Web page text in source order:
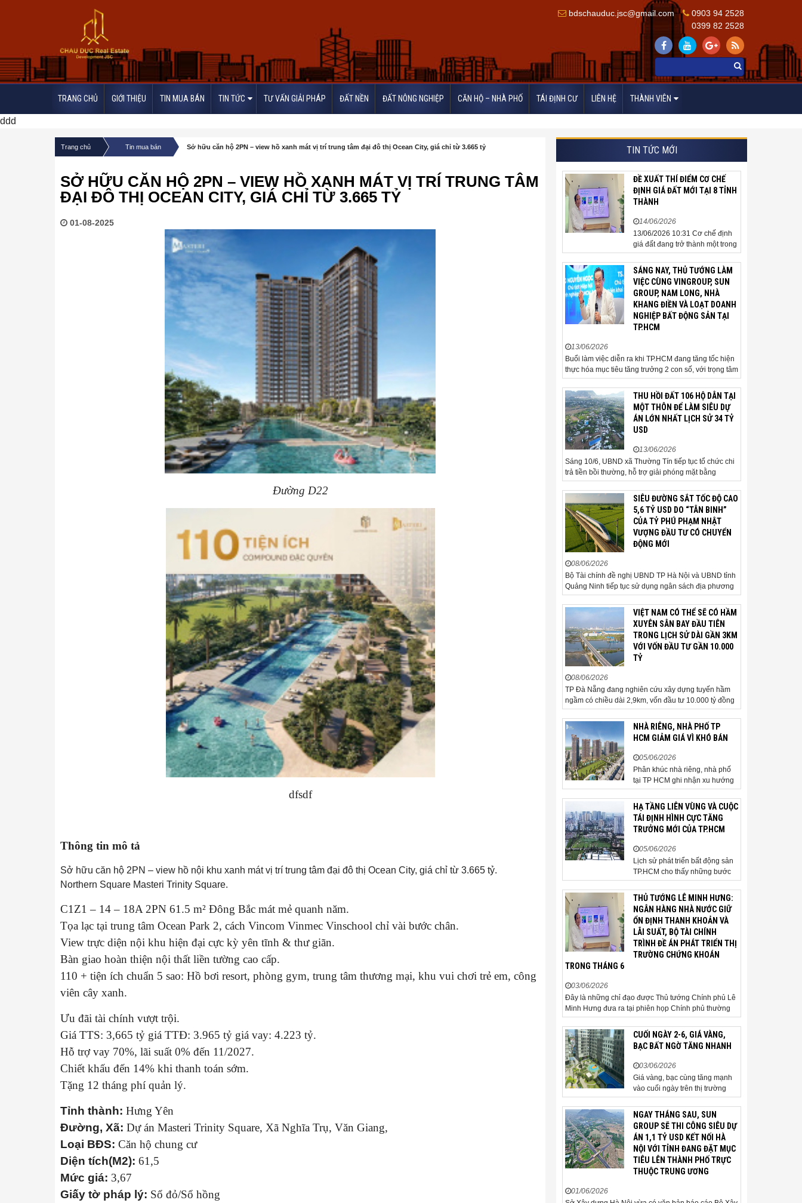
bdschauduc.jsc@gmail.com
0903 94 2528
0399 82 2528
TRANG CHỦ GIỚI THIỆU TIN MUA BÁN TIN TỨC TƯ VẤN GIẢI PHÁP ĐẤT NỀN ĐẤT NÔNG NGHIỆP CĂN HỘ – NHÀ PHỐ TÁI ĐỊNH CƯ LIÊN HỆ THÀNH VIÊN
ddd
Trang chủ
Tin mua bán
Sở hữu căn hộ 2PN – view hồ xanh mát vị trí trung tâm đại đô thị Ocean City, giá chỉ từ 3.665 tỷ
SỞ HỮU CĂN HỘ 2PN – VIEW HỒ XANH MÁT VỊ TRÍ TRUNG TÂM
ĐẠI ĐÔ THỊ OCEAN CITY, GIÁ CHỈ TỪ 3.665 TỶ
01-08-2025
Đường D22
dfsdf
Thông tin mô tả
Sở hữu căn hộ 2PN – view hồ nội khu xanh mát vị trí trung tâm đại đô thị Ocean City, giá chỉ từ 3.665 tỷ.
Northern Square Masteri Trinity Square.
C1Z1 – 14 – 18A 2PN 61.5 m² Đông Bắc mát mẻ quanh năm.
Tọa lạc tại trung tâm Ocean Park 2, cách Vincom Vinmec Vinschool chỉ vài bước chân.
View trực diện nội khu hiện đại cực kỳ yên tĩnh & thư giãn.
Bàn giao hoàn thiện nội thất liền tường cao cấp.
110 + tiện ích chuẩn 5 sao: Hồ bơi resort, phòng gym, trung tâm thương mại, khu vui chơi trẻ em, công
viên cây xanh.
Ưu đãi tài chính vượt trội.
Giá TTS: 3,665 tỷ giá TTĐ: 3.965 tỷ giá vay: 4.223 tỷ.
Hỗ trợ vay 70%, lãi suất 0% đến 11/2027.
Chiết khấu đến 14% khi thanh toán sớm.
Tặng 12 tháng phí quản lý.
Tỉnh thành: Hưng Yên
Đường, Xã: Dự án Masteri Trinity Square, Xã Nghĩa Trụ, Văn Giang,
Loại BĐS: Căn hộ chung cư
Diện tích(M2): 61,5
Mức giá: 3,67
Giấy tờ pháp lý: Sổ đỏ/Sổ hồng
TIN TỨC MỚI
ĐỀ XUẤT THÍ ĐIỂM CƠ CHẾ
ĐỊNH GIÁ ĐẤT MỚI TẠI 8 TỈNH
THÀNH
14/06/2026
13/06/2026 10:31 Cơ chế định
giá đất đang trở thành một trong
những nội dung được cộng
đồng doanh nghiệp, các chuyên
gia và cơ quan quản lý đặc biệt
quan tâm khi tác động trực tiếp
đến quá trình triển khai dự án,
thu hút đầu tư và sự phát triển
ổn định của...
SÁNG NAY, THỦ TƯỚNG LÀM
VIỆC CÙNG VINGROUP, SUN
GROUP, NAM LONG, NHÀ
KHANG ĐIỀN VÀ LOẠT DOANH
NGHIỆP BẤT ĐỘNG SẢN TẠI
TP.HCM
13/06/2026
Buổi làm việc diễn ra khi TP.HCM đang tăng tốc hiện
thực hóa mục tiêu tăng trưởng 2 con số, với trọng tâm
là giải ngân đầu tư công, hoàn thiện mô hình chính
quyền địa phương 2 cấp, phát triển nhà ở xã hội và
xử lý các vướng mắc về cơ chế, chính...
THU HỒI ĐẤT 106 HỘ DÂN TẠI
MỘT THÔN ĐỂ LÀM SIÊU DỰ
ÁN LỚN NHẤT LỊCH SỬ 34 TỶ
USD
13/06/2026
Sáng 10/6, UBND xã Thường Tín tiếp tục tổ chức chi
trả tiền bồi thường, hỗ trợ giải phóng mặt bằng
(GPMB) cho 106 hộ gia đình, cá nhân thuộc diện thu
hồi đất để thực hiện dự án Khu đô thị thể thao Quốc
tế Hà Nội trên địa bàn thôn Nhuệ Giang. Trong...
SIÊU ĐƯỜNG SẮT TỐC ĐỘ CAO
5,6 TỶ USD DO “TÂN BINH”
CỦA TỶ PHÚ PHẠM NHẬT
VƯỢNG ĐẦU TƯ CÓ CHUYỂN
ĐỘNG MỚI
08/06/2026
Bộ Tài chính đề nghị UBND TP Hà Nội và UBND tỉnh
Quảng Ninh tiếp tục sử dụng ngân sách địa phương
để thực hiện công tác giải phóng mặt bằng đối với
phần tuyến đi qua địa bàn hai địa phương, bảo đảm
tiến độ triển khai. Bộ Tài chính vừa có công văn...
VIỆT NAM CÓ THỂ SẼ CÓ HẦM
XUYÊN SÂN BAY ĐẦU TIÊN
TRONG LỊCH SỬ DÀI GẦN 3KM
VỚI VỐN ĐẦU TƯ GẦN 10.000
TỶ
08/06/2026
TP Đà Nẵng đang nghiên cứu xây dựng tuyến hầm
ngầm có chiều dài 2,9km, vốn đầu tư 10.000 tỷ đồng
đi qua sân bay quốc tế. TP Đà Nẵng đang nghiên
cứu một phương án hạ tầng mang tính đột phá khi đề
xuất xây dựng tuyến hầm ngầm xuyên qua khu vực
sân...
NHÀ RIÊNG, NHÀ PHỐ TP
HCM GIẢM GIÁ VÌ KHÓ BÁN
05/06/2026
Phân khúc nhà riêng, nhà phố
tại TP HCM ghi nhận xu hướng
giảm giá bán trong bối cảnh
thanh khoản thị trường suy yếu,
người mua thận trọng. Sau hơn
5 tháng rao bán căn nhà trong
hẻm khu vực Bảy Hiền, anh
Minh, một chủ nhà tại TP HCM,
chấp nhận hạ giá...
HẠ TẦNG LIÊN VÙNG VÀ CUỘC
TÁI ĐỊNH HÌNH CỰC TĂNG
TRƯỞNG MỚI CỦA TP.HCM
05/06/2026
Lịch sử phát triển bất động sản
TP.HCM cho thấy những bước
ngoặt của thị trường thường bắt
đầu từ hạ tầng. Khi các tuyến
kết nối liên vùng đồng loạt tăng
tốc, cấu trúc phát triển đô thị
đang dần thay đổi, mở ra những
hành lang tăng trưởng mới và
kéo theo quá...
THỦ TƯỚNG LÊ MINH HƯNG:
NGÂN HÀNG NHÀ NƯỚC GIỮ
ỔN ĐỊNH THANH KHOẢN VÀ
LÃI SUẤT, BỘ TÀI CHÍNH
TRÌNH ĐỀ ÁN PHÁT TRIỂN THỊ
TRƯỜNG CHỨNG KHOÁN
TRONG THÁNG 6
03/06/2026
Đây là những chỉ đạo được Thủ tướng Chính phủ Lê
Minh Hưng đưa ra tại phiên họp Chính phủ thường
kỳ tháng 5 năm 2026. Sáng ngày 3/6, Ủy viên Bộ
Chính trị, Bí thư Đảng ủy Chính phủ, Thủ tướng
Chính phủ Lê Minh Hưng đã chủ trì phiên họp Chính
phủ thường...
CUỐI NGÀY 2-6, GIÁ VÀNG,
BẠC BẤT NGỜ TĂNG NHANH
03/06/2026
Giá vàng, bạc cùng tăng mạnh
vào cuối ngày trên thị trường
quốc tế. Giá vàng thế giới vượt
4.500 USD/ounce. Cuối ngày 2-
6, giá vàng hôm nay trên thị
trường quốc tế được giao dịch ở
mức 4.520 USD/ounce, tăng
khoảng 35 USD/ounce so với
buổi sáng. Trong phiên, có thời
điểm giá vàng...
NGAY THÁNG SAU, SUN
GROUP SẼ THI CÔNG SIÊU DỰ
ÁN 1,1 TỶ USD KẾT NỐI HÀ
NỘI VỚI TỈNH ĐANG ĐẶT MỤC
TIÊU LÊN THÀNH PHỐ TRỰC
THUỘC TRUNG ƯƠNG
01/06/2026
0819151818